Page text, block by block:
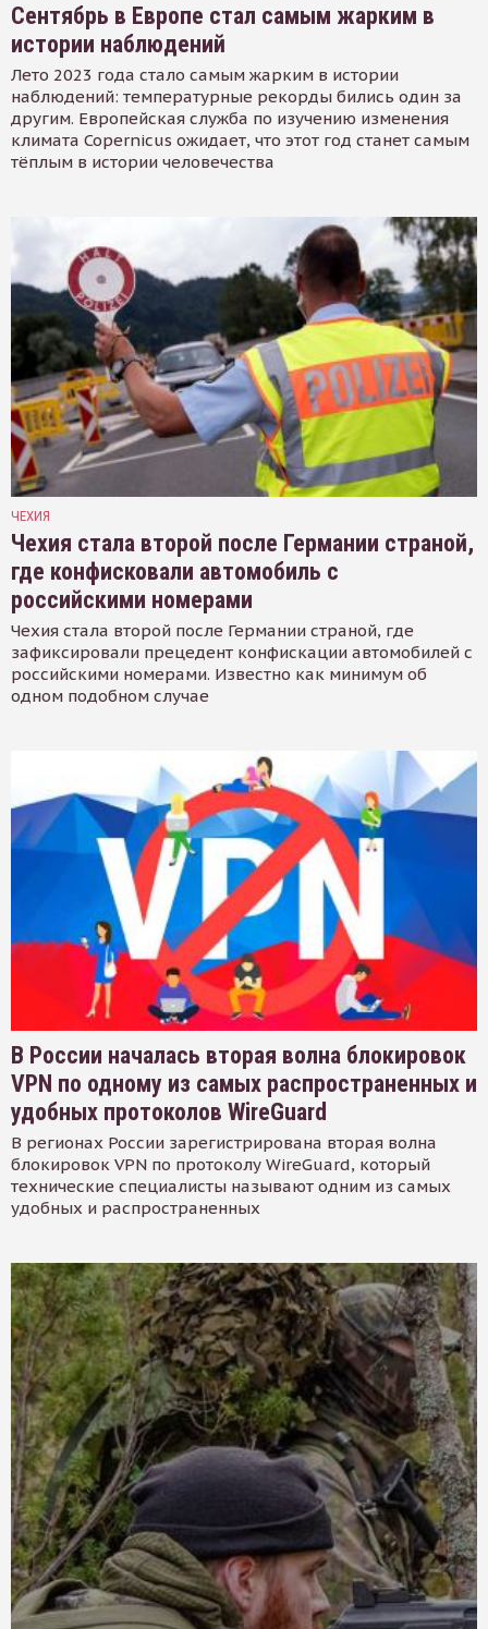
Сентябрь в Европе стал самым жарким в
истории наблюдений
Лето 2023 года стало самым жарким в истории
наблюдений: температурные рекорды бились один за
другим. Европейская служба по изучению изменения
климата Copernicus ожидает, что этот год станет самым
тёплым в истории человечества
ЧЕХИЯ
Чехия стала второй после Германии страной,
где конфисковали автомобиль с
российскими номерами
Чехия стала второй после Германии страной, где
зафиксировали прецедент конфискации автомобилей с
российскими номерами. Известно как минимум об
одном подобном случае
В России началась вторая волна блокировок
VPN по одному из самых распространенных и
удобных протоколов WireGuard
В регионах России зарегистрирована вторая волна
блокировок VPN по протоколу WireGuard, который
технические специалисты называют одним из самых
удобных и распространенных